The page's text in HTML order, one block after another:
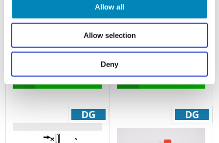
Allow all
Allow selection
Deny